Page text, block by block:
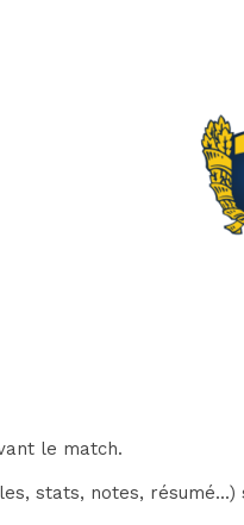
le match.
stats, notes, résumé...)